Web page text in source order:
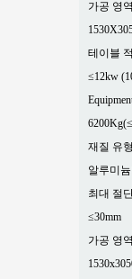
가공 영역
테이블
≤12kw
재질 유형
알루미늄
최대 절
≤30mm
가공 영역